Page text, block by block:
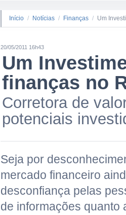
Início / Notícias / Finanças / Um
20/05/2011 16h43
Um
finanças no
Corretora de
potenciais
Seja por
mercado financeiro
desconfiança pelas
de informações quanto